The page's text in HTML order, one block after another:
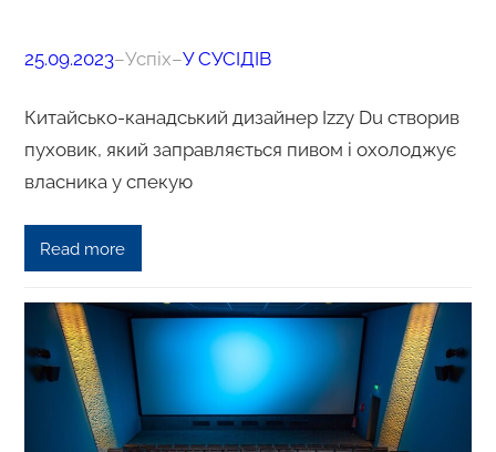
25.09.2023–Успіх–У СУСІДІВ
Китайсько-канадський дизайнер Izzy Du створив
пуховик, який заправляється пивом і охолоджує
власника у спекую
Read more